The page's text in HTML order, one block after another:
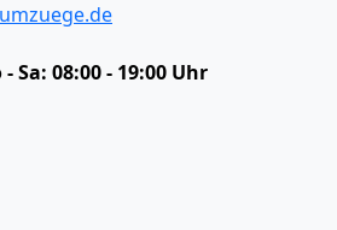
- Sa: 08:00 - 19:00 Uhr